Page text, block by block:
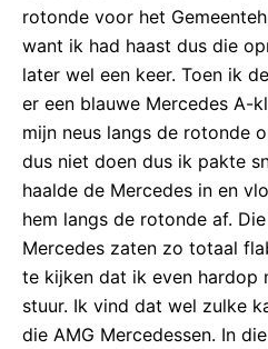
rotonde voor het
want ik had haast dus die
later wel een keer. Toen ik
er een blauwe Mercedes A-
mijn neus langs de rotonde
dus niet doen dus ik pakte
haalde de Mercedes in en
hem langs de rotonde af.
Mercedes zaten zo totaal
te kijken dat ik even hardop
stuur. Ik vind dat wel zulke
die AMG Mercedessen. In